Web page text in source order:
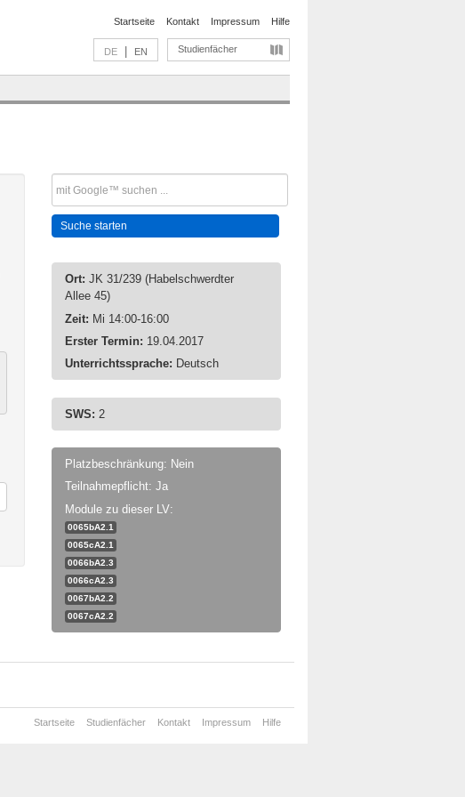
Startseite Kontakt Impressum Hilfe
DE EN Studienfächer
Ort: JK 31/239 (Habelschwerdter
Allee 45)
Zeit: Mi 14:00-16:00
Erster Termin: 19.04.2017
Unterrichtssprache: Deutsch
SWS: 2
Platzbeschränkung: Nein
Teilnahmepflicht: Ja
Module zu dieser LV:
0065bA2.1
0065cA2.1
0066bA2.3
0066cA2.3
0067bA2.2
0067cA2.2
Startseite Studienfächer Kontakt Impressum Hilfe